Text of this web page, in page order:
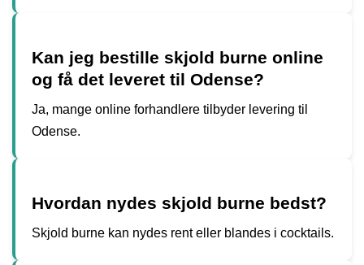
Kan jeg bestille skjold burne online
og få det leveret til Odense?
Ja, mange online forhandlere tilbyder levering til
Odense.
Hvordan nydes skjold burne bedst?
Skjold burne kan nydes rent eller blandes i cocktails.